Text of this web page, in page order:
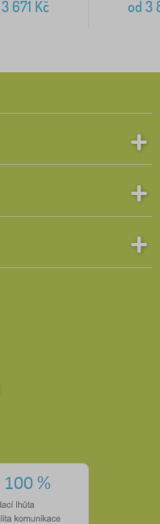
3 671 Kč od 3